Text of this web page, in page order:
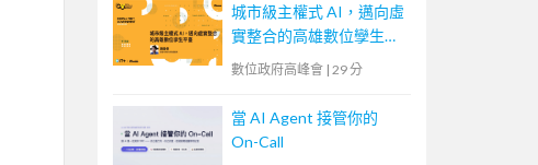
城市級主權式 AI，邁向虛
實整合的高雄數位孿生平
臺
數位政府高峰會 | 29 分
當 AI Agent 接管你的
On-Call